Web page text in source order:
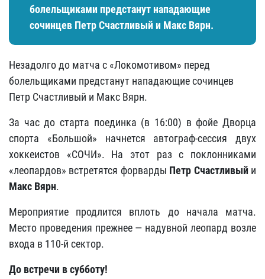
болельщиками предстанут нападающие
сочинцев Петр Счастливый и Макс Вярн.
Незадолго до матча с «Локомотивом» перед
болельщиками предстанут нападающие сочинцев
Петр Счастливый и Макс Вярн.
За час до старта поединка (в 16:00) в фойе Дворца
спорта «Большой» начнется автограф-сессия двух
хоккеистов «СОЧИ». На этот раз с поклонниками
«леопардов» встретятся форварды Петр Счастливый и
Макс Вярн.
Мероприятие продлится вплоть до начала матча.
Место проведения прежнее — надувной леопард возле
входа в 110-й сектор.
До встречи в субботу!